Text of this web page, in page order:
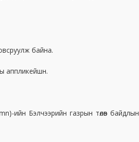
байна.
аппликейшн.
ийн Бэлчээрийн газрын төлөв байдлын